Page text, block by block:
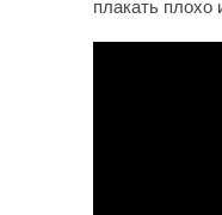
плакать плохо